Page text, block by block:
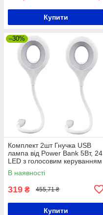
Купити
–30%
Комплект 2шт Гнучка USB
лампа від Power Bank 5Вт, 24
LED з голосовим керуванням
/ Юсб світильник від
повербанку
В наявності
319 ₴ 455,71 ₴
Купити